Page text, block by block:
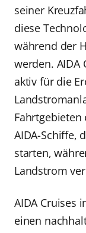
seiner
diese
während der
werden. AIDA
aktiv für die
AIDA-Schiffe,
starten,
Landstrom
AIDA Cruises
einen